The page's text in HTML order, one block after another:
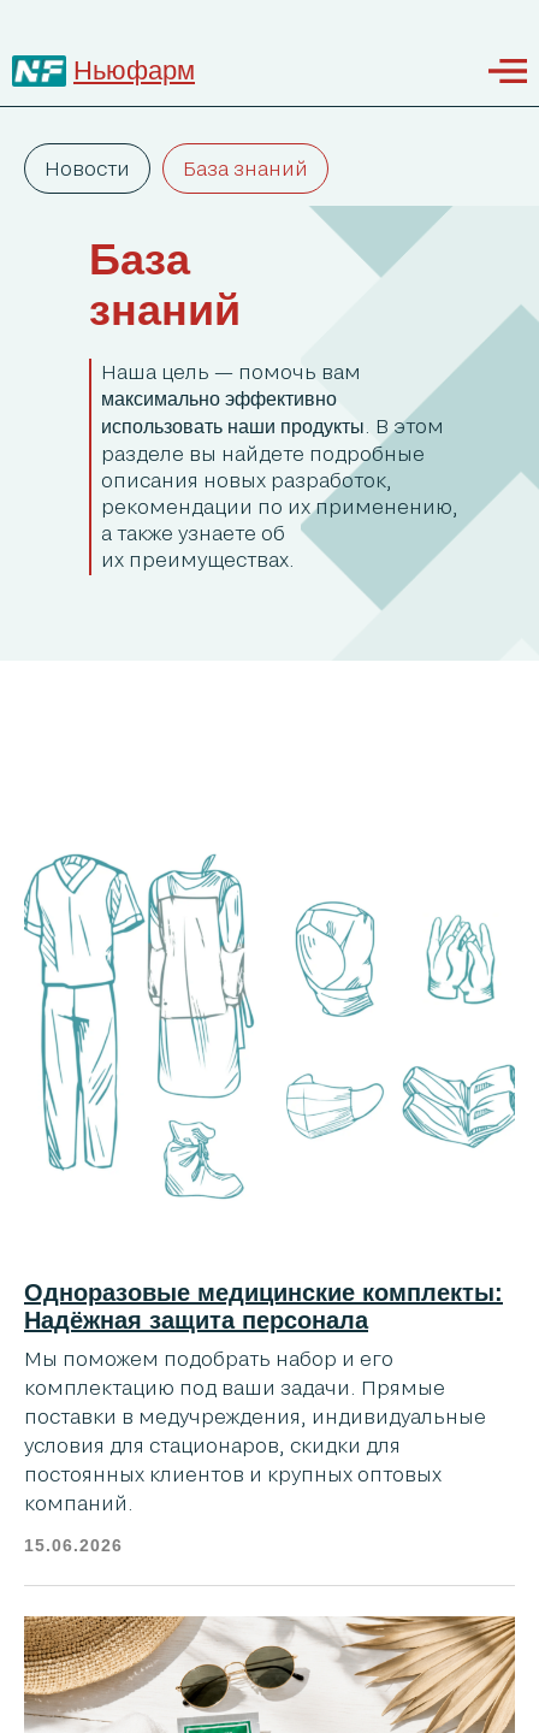
Ньюфарм
Новости База знаний
База
знаний
Наша цель — помочь вам
максимально эффективно
использовать наши продукты
. В этом
разделе вы найдете подробные
описания новых разработок,
рекомендации по их применению,
а также узнаете об
их преимуществах.
Одноразовые медицинские комплекты:
Надёжная защита персонала
Мы поможем подобрать набор и его
комплектацию под ваши задачи. Прямые
поставки в медучреждения, индивидуальные
условия для стационаров, скидки для
постоянных клиентов и крупных оптовых
компаний.
15.06.2026